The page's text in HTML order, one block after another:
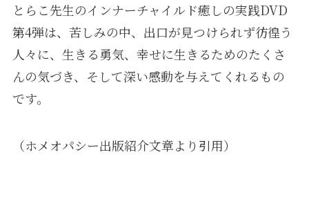
とらこ先生のインナーチャイルド癒しの実践DVD
第4弾は、苦しみの中、出口が見つけられず彷徨う
人々に、生きる勇気、幸せに生きるためのたくさ
んの気づき、そして深い感動を与えてくれるもの
です。
（ホメオパシー出版紹介文章より引用）